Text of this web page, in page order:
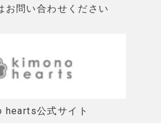
お問い合わせください
hearts公式サイト